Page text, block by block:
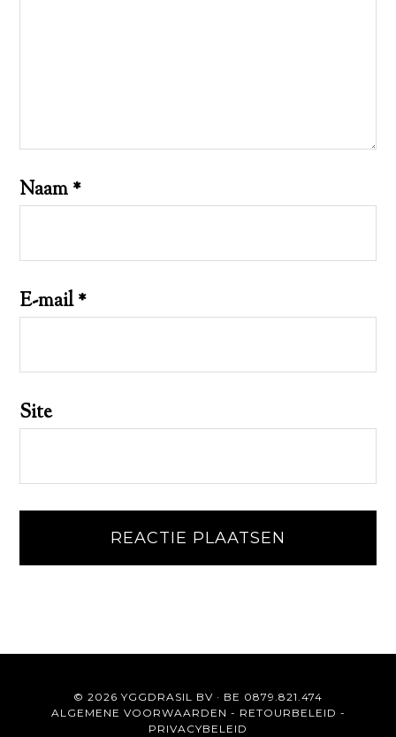
Naam*
E-mail*
Site
© 2026 YGGDRASIL BV · BE 0879.821.474
ALGEMENE VOORWAARDEN - RETOURBELEID -
PRIVACYBELEID